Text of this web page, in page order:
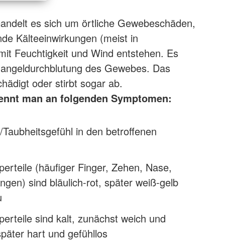
es sich um örtliche Gewebeschäden,
Kälteeinwirkungen (meist in
Feuchtigkeit und Wind entstehen. Es
des Gewebes. Das
oder stirbt sogar ab.
man an folgenden Symptomen:
in den betroffenen
(häufiger Finger, Zehen, Nase,
sind bläulich-rot, später weiß-gelb
sind kalt, zunächst weich und
hart und gefühllos